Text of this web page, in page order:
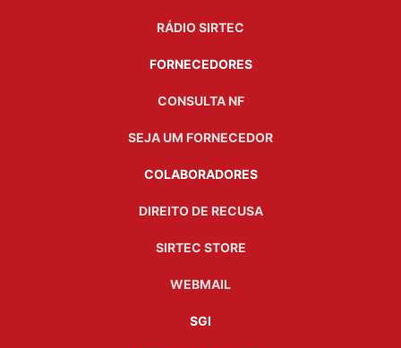
RÁDIO SIRTEC
FORNECEDORES
CONSULTA NF
SEJA UM FORNECEDOR
COLABORADORES
DIREITO DE RECUSA
SIRTEC STORE
WEBMAIL
SGI